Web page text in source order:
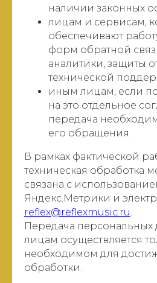
наличии законных
лицам и сервисам,
обеспечивают
форм обратной
аналитики, защиты
технической
иным лицам, если
на это отдельное
передача
его обращения.
В рамках фактической
техническая обработка
связана с
Яндекс.Метрики и
reflex@reflexmusic.ru.
Передача персональных
лицам осуществляется
необходимом для
обработки.